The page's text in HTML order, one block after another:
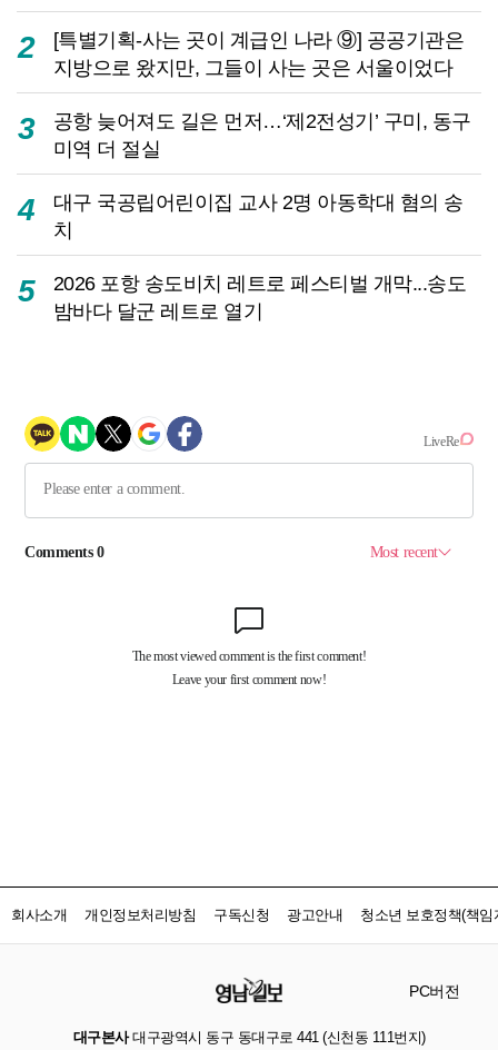
2
[특별기획-사는 곳이 계급인 나라 ⑨] 공공기관은
지방으로 왔지만, 그들이 사는 곳은 서울이었다
3
공항 늦어져도 길은 먼저…‘제2전성기’ 구미, 동구
미역 더 절실
4
대구 국공립어린이집 교사 2명 아동학대 혐의 송
치
5
2026 포항 송도비치 레트로 페스티벌 개막...송도
밤바다 달군 레트로 열기
회사소개 개인정보처리방침 구독신청 광고안내 청소년 보호정책(책임
PC버전
대구본사대구광역시 동구 동대구로 441 (신천동 111번지)